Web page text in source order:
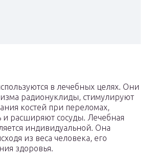
в лечебных целях. Они
радионуклиды, стимулируют
костей при переломах,
расширяют сосуды. Лечебная
индивидуальной. Она
из веса человека, его
здоровья.